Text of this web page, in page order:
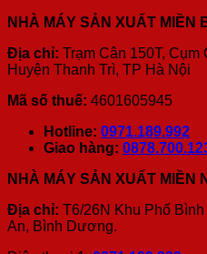
NHÀ MÁY SẢN XUẤT MIỀN
Địa chỉ: Trạm Cân 150T,
Huyện Thanh Trì, TP Hà Nội
Mã số thuế: 4601605945
Hotline: 0971.189.992
Giao hàng:
NHÀ MÁY SẢN XUẤT MIỀN
Địa chỉ: T6/26N Khu Phố
An, Bình Dương.